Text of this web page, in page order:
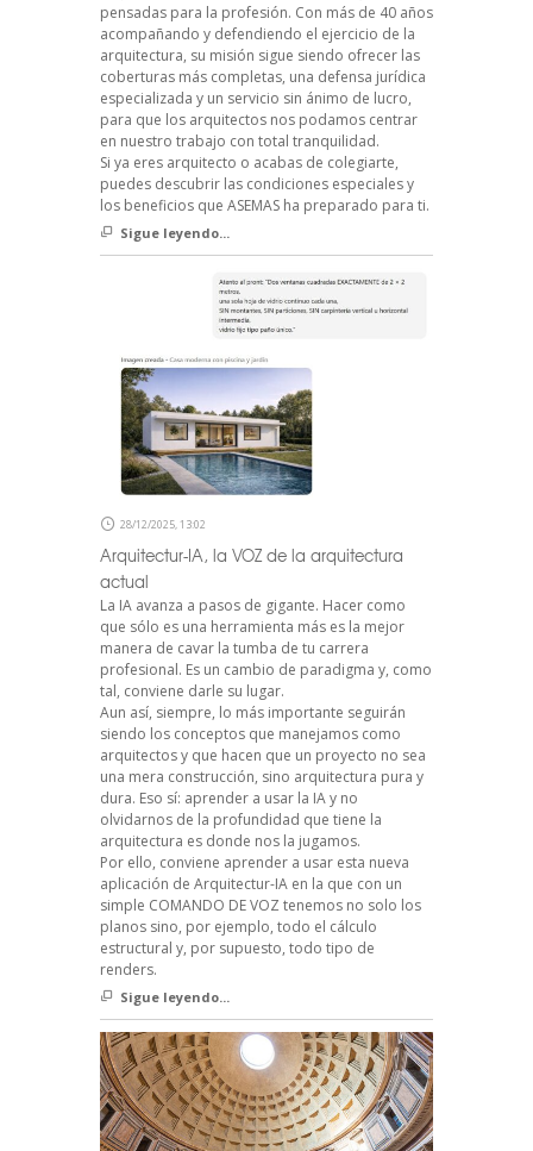
pensadas para la profesión. Con más de 40 años
acompañando y defendiendo el ejercicio de la
arquitectura, su misión sigue siendo ofrecer las
coberturas más completas, una defensa jurídica
especializada y un servicio sin ánimo de lucro,
para que los arquitectos nos podamos centrar
en nuestro trabajo con total tranquilidad.
Si ya eres arquitecto o acabas de colegiarte,
puedes descubrir las condiciones especiales y
los beneficios que ASEMAS ha preparado para ti.
Sigue leyendo...
28/12/2025, 13:02
Arquitectur-IA, la VOZ de la arquitectura
actual
La IA avanza a pasos de gigante. Hacer como
que sólo es una herramienta más es la mejor
manera de cavar la tumba de tu carrera
profesional. Es un cambio de paradigma y, como
tal, conviene darle su lugar.
Aun así, siempre, lo más importante seguirán
siendo los conceptos que manejamos como
arquitectos y que hacen que un proyecto no sea
una mera construcción, sino arquitectura pura y
dura. Eso sí: aprender a usar la IA y no
olvidarnos de la profundidad que tiene la
arquitectura es donde nos la jugamos.
Por ello, conviene aprender a usar esta nueva
aplicación de Arquitectur-IA en la que con un
simple COMANDO DE VOZ tenemos no solo los
planos sino, por ejemplo, todo el cálculo
estructural y, por supuesto, todo tipo de
renders.
Sigue leyendo...